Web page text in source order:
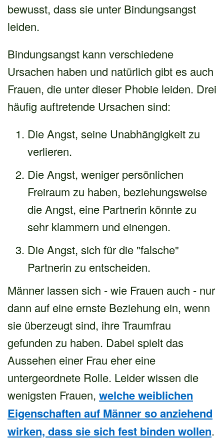
bewusst, dass sie unter Bindungsangst
leiden.
Bindungsangst kann verschiedene
Ursachen haben und natürlich gibt es auch
Frauen, die unter dieser Phobie leiden. Drei
häufig auftretende Ursachen sind:
Die Angst, seine Unabhängigkeit zu
verlieren.
Die Angst, weniger persönlichen
Freiraum zu haben, beziehungsweise
die Angst, eine Partnerin könnte zu
sehr klammern und einengen.
Die Angst, sich für die "falsche"
Partnerin zu entscheiden.
Männer lassen sich - wie Frauen auch - nur
dann auf eine ernste Beziehung ein, wenn
sie überzeugt sind, ihre Traumfrau
gefunden zu haben. Dabei spielt das
Aussehen einer Frau eher eine
untergeordnete Rolle. Leider wissen die
wenigsten Frauen, welche weiblichen
Eigenschaften auf Männer so anziehend
wirken, dass sie sich fest binden wollen.